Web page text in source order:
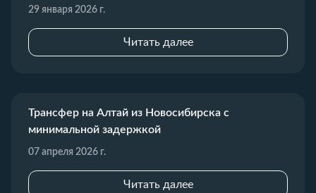
29 января 2026 г.
Читать далее
Трансфер на Алтай из Новосибирска с
минимальной задержкой
07 апреля 2026 г.
Читать далее